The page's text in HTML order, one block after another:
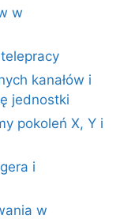
w
kanałów i
jednostki
pokoleń X, Y i
i
w